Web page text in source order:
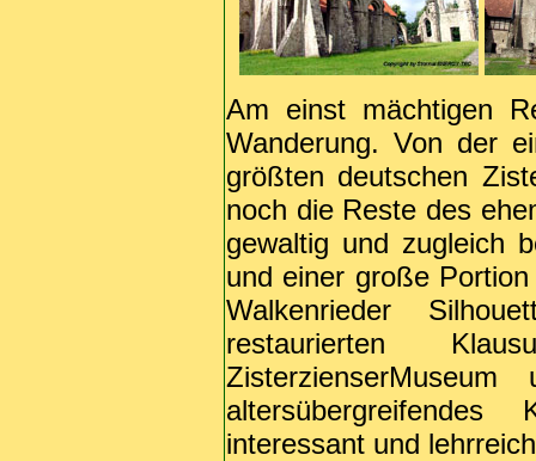
Am einst mächtigen
Wanderung. Von der
größten deutschen
noch die Reste des
gewaltig und zugleich
und einer große
Walkenrieder
restaurierten
interessant und